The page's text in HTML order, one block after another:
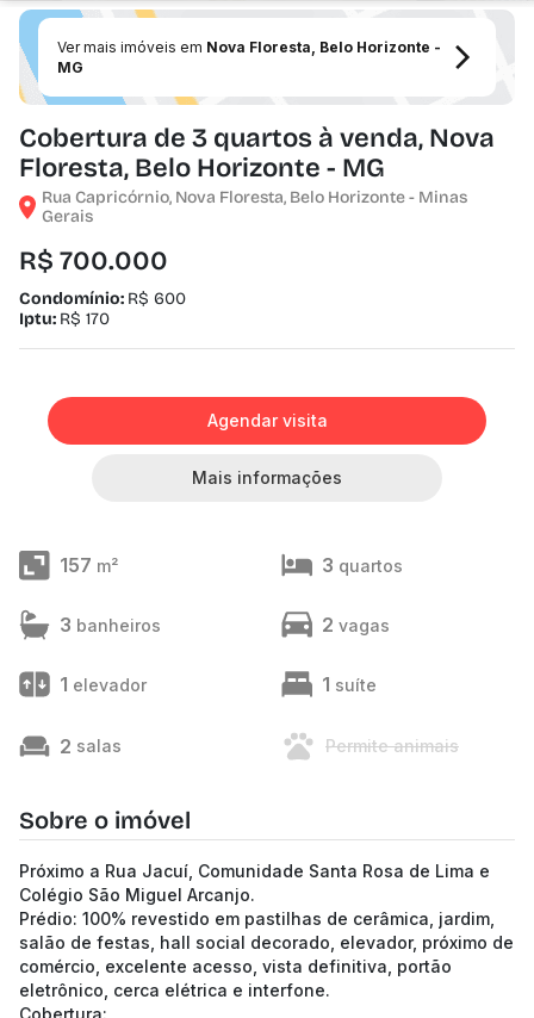
Ver mais imóveis em Nova Floresta, Belo Horizonte -
MG
Cobertura de 3 quartos à venda, Nova
Floresta, Belo Horizonte - MG
Rua Capricórnio, Nova Floresta, Belo Horizonte - Minas
Gerais
R$ 700.000
Condomínio: R$ 600
Iptu: R$ 170
Agendar visita
Mais informações
157 m² 3 quartos
3 banheiros 2 vagas
1 elevador 1 suíte
2 salas Permite animais
Sobre o imóvel
Próximo a Rua Jacuí, Comunidade Santa Rosa de Lima e
Colégio São Miguel Arcanjo.
Prédio: 100% revestido em pastilhas de cerâmica, jardim,
salão de festas, hall social decorado, elevador, próximo de
comércio, excelente acesso, vista definitiva, portão
eletrônico, cerca elétrica e interfone.
Cobertura: